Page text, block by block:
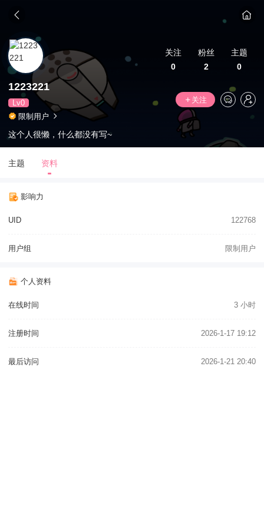
关注
0
粉丝
2
主题
0
1223221
Lv0
关注
限制用户
这个人很懒，什么都没有写~
主题 资料
影响力
UID 122768
用户组 限制用户
个人资料
在线时间 3 小时
注册时间 2026-1-17 19:12
最后访问 2026-1-21 20:40